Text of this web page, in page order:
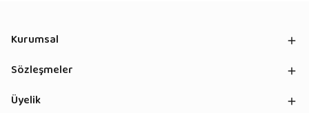
Kurumsal
Sözleşmeler
Üyelik